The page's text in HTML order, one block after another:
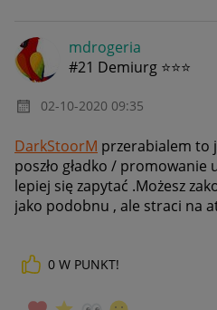
mdrogeria
#21 Demiurg ⭐⭐⭐
‎02-10-2020 09:35
DarkStoorM przerabialem to
poszło gładko / promowanie
lepiej się zapytać .Możesz
jako podobnu , ale straci na
0 W PUNKT!